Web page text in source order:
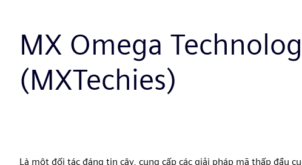
MX Omega
(MXTechies)
Là một đối tác đáng tin cậy, cung cấp các giải pháp mã thấp đầu